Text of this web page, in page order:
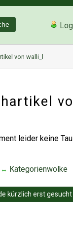
von walli_l
leider keine
↔ Kategorienwolke
kürzlich erst gesucht